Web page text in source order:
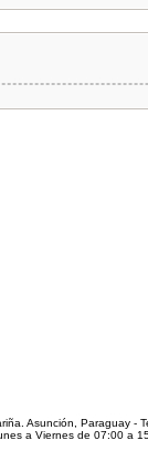
Asunción, Paraguay -
a Viernes de 07:00 a